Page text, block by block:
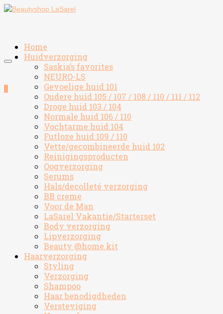
Home
Huidverzorging
Saskia’s favorites
NEURO-LS
Gevoelige huid 101
Oudere huid 105 / 107 / 108 / 110 / 111 / 112
Droge huid 103 / 104
Normale huid 106 / 110
Vochtarme huid 104
Futloze huid 109 / 110
Vette/gecombineerde huid 102
Reinigingsproducten
Oogverzorging
Serums
Hals/decolleté verzorging
BB creme
Voor de Man
LaSarel Vakantie/Starterset
Body verzorging
Lipverzorging
Beauty @home kit
Haarverzorging
Styling
Verzorging
Shampoo
Haar benodigdheden
Versteviging